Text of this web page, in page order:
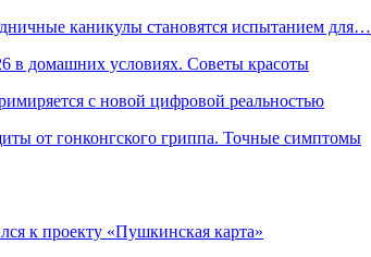
каникулы становятся испытанием для…
в домашних условиях. Советы красоты
с новой цифровой реальностью
от гонконгского гриппа. Точные симптомы
к проекту «Пушкинская карта»